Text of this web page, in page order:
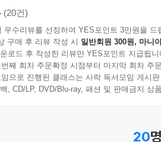
류의 흥미로운 점은 이 분류가 지속
어내는 능력, 그리고 다양한 권력 구성
고 이들을 수용할 시설이 존재하고
체의 정당성을 논의할 이론가가 존재
석을 위한 중간 고찰」 중에서
존재한다. 20세기가 진행되면서 옹호
애인 집단이 종차별주의를 반박하기
아니다. 짐작건대 중증 지적장애인이
에 드러날 때조차도 단편적이고 왜
단(동물)에 대한 신화를 깨고 ‘무비
바탕으로 삼고 이를 지속하고 있다는
증장애인맞춤형 공공일자리 투쟁, 탈
내며 정의로운 길을 위해 힘써왔다. 그
애여성공감 공동대표)
이 장애학 내부에서조차 상대적으로
적장애를 둘러싼 제도적 권력, 젠더
철학자의 주장에 분노하고 여성의
(20건)
우수리뷰를 선정하여 YES포인트 3만원을 드
구매 후 리뷰 작성 시 일반회원 300원, 마니
로드 후 작성한 리뷰만 YES포인트 지급됩니
째 회차 주문확정 시점부터 마지막 회차 주
으로 진행된 클래스는 사락 독서모임 게시
, CD/LP, DVD/Blu-ray, 패션 및 판매금지 상
20